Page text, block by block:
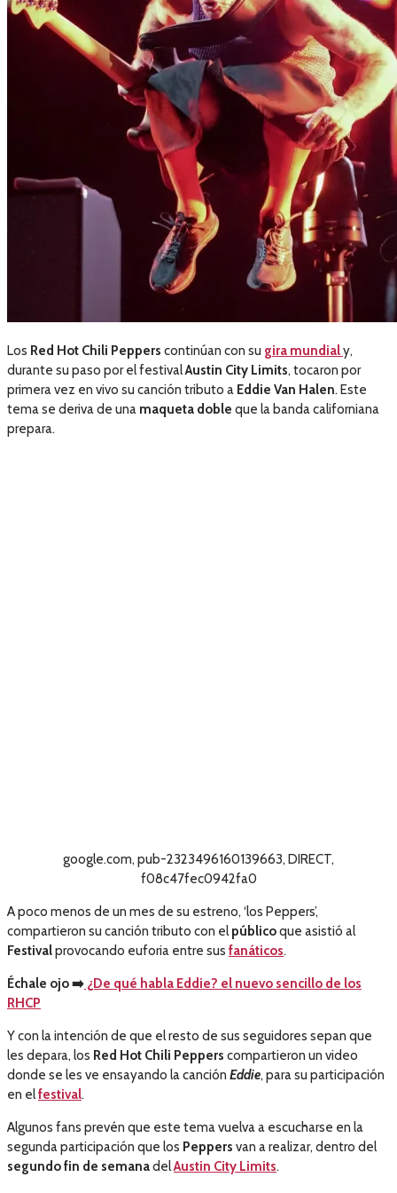
Los Red Hot Chili Peppers continúan con su gira mundialy,
durante su paso por el festivalAustin City Limits, tocaron por
primera vez en vivo su canción tributo a Eddie Van Halen. Este
tema se deriva de una maqueta doble que la banda californiana
prepara.
google.com, pub-2323496160139663, DIRECT,
f08c47fec0942fa0
A poco menos de un mes de su estreno, ‘los Peppers’,
compartieron su canción tributo con elpúblicoque asistió al
Festivalprovocando euforia entre sus fanáticos.
Échale ojo➡️ ¿De qué habla Eddie? el nuevo sencillo de los
RHCP
Y con la intención de que el resto de sus seguidores sepan que
les depara, los Red Hot Chili Peppers compartieron un video
donde se les ve ensayando la canción Eddie, para su participación
en elfestival.
Algunos fans prevén que este tema vuelva a escucharse en la
segunda participación que los Peppers van a realizar, dentro del
segundo fin de semanadelAustin City Limits.